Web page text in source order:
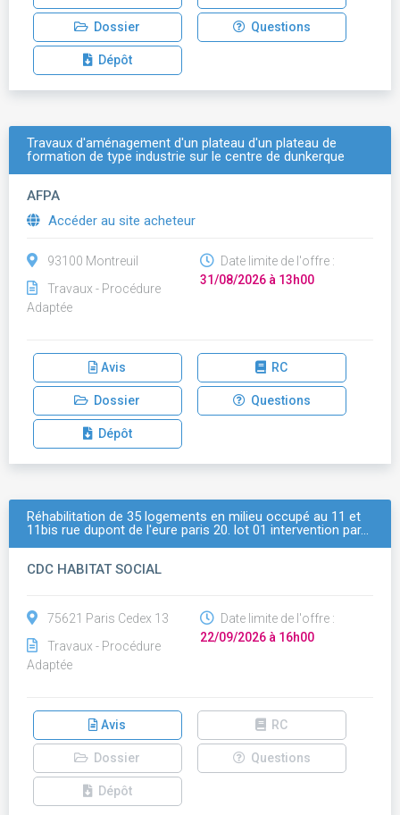
Dossier Questions
Dépôt
Travaux d'aménagement d'un plateau d'un plateau de
formation de type industrie sur le centre de dunkerque
AFPA
Accéder au site acheteur
93100 Montreuil
Travaux - Procédure
Adaptée
Date limite de l'offre :
31/08/2026 à 13h00
Avis RC
Dossier Questions
Dépôt
Réhabilitation de 35 logements en milieu occupé au 11 et
11bis rue dupont de l'eure paris 20. lot 01 intervention par…
CDC HABITAT SOCIAL
75621 Paris Cedex 13
Travaux - Procédure
Adaptée
Date limite de l'offre :
22/09/2026 à 16h00
Avis RC
Dossier Questions
Dépôt